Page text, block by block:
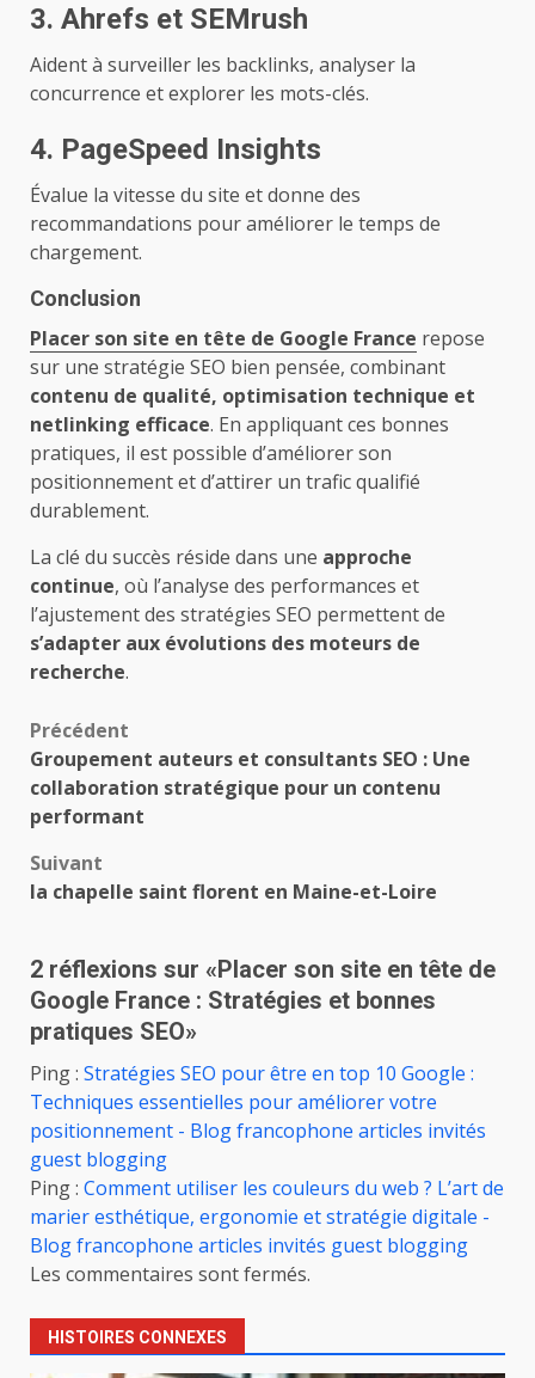
3. Ahrefs et SEMrush
Aident à surveiller les backlinks, analyser la
concurrence et explorer les mots-clés.
4. PageSpeed Insights
Évalue la vitesse du site et donne des
recommandations pour améliorer le temps de
chargement.
Conclusion
Placer son site en tête de Google France repose
sur une stratégie SEO bien pensée, combinant
contenu de qualité, optimisation technique et
netlinking efficace. En appliquant ces bonnes
pratiques, il est possible d’améliorer son
positionnement et d’attirer un trafic qualifié
durablement.
La clé du succès réside dans une approche
continue, où l’analyse des performances et
l’ajustement des stratégies SEO permettent de
s’adapter aux évolutions des moteurs de
recherche.
Navigation
d’article
Précédent
Groupement auteurs et consultants SEO : Une
collaboration stratégique pour un contenu
performant
Suivant
la chapelle saint florent en Maine-et-Loire
2 réflexions sur «Placer son site en tête de
Google France : Stratégies et bonnes
pratiques SEO»
Ping : Stratégies SEO pour être en top 10 Google :
Techniques essentielles pour améliorer votre
positionnement - Blog francophone articles invités
guest blogging
Ping : Comment utiliser les couleurs du web ? L’art de
marier esthétique, ergonomie et stratégie digitale -
Blog francophone articles invités guest blogging
Les commentaires sont fermés.
HISTOIRES CONNEXES